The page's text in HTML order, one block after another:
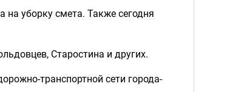
уборку смета. Также сегодня
Старостина и других.
транспортной сети города-